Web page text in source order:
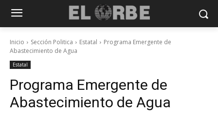
Inicio Sección Politica Estatal
Programa Emergente de
Abastecimiento de Agua
Estatal
Programa Emergente de
Abastecimiento de Agua